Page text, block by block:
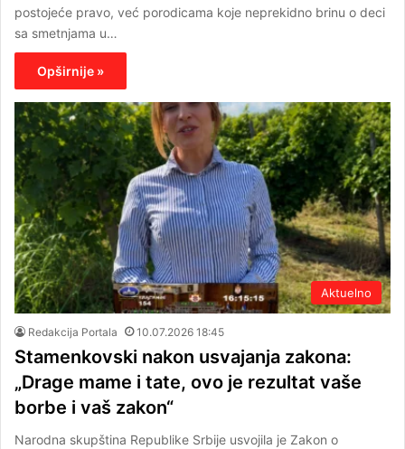
postojeće pravo, već porodicama koje neprekidno brinu o deci
sa smetnjama u…
Opširnije »
Aktuelno
Redakcija Portala 10.07.2026 18:45
Stamenkovski nakon usvajanja zakona:
„Drage mame i tate, ovo je rezultat vaše
borbe i vaš zakon“
Narodna skupština Republike Srbije usvojila je Zakon o